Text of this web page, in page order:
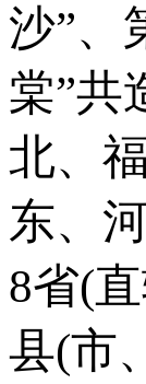
沙”、
棠”共
北、
东、
8省(
县(市